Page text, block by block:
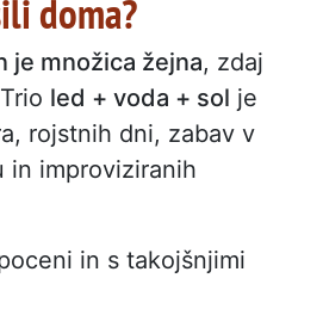
doma?
je množica žejna, zdaj
led + voda + sol je
rojstnih dni, zabav v
in improviziranih
in s takojšnjimi